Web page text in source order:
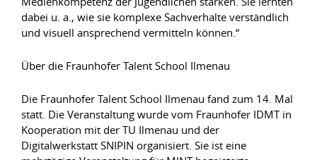
dabei u. a., wie sie komplexe Sachverhalte verständlich
und visuell ansprechend vermitteln können.“
Über die Fraunhofer Talent School Ilmenau
Die Fraunhofer Talent School Ilmenau fand zum 14. Mal
statt. Die Veranstaltung wurde vom Fraunhofer IDMT in
Kooperation mit der TU Ilmenau und der
Digitalwerkstatt SNIPIN organisiert. Sie ist eine